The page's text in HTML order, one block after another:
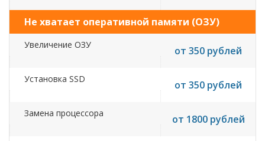
Не хватает оперативной памяти (ОЗУ)
Увеличение ОЗУ от 350 рублей
Установка SSD от 350 рублей
Замена процессора от 1800 рублей